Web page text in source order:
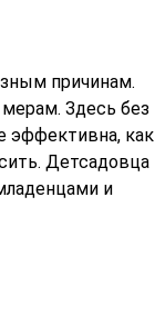
причинам.
Здесь без
эффективна, как
Детсадовца
и